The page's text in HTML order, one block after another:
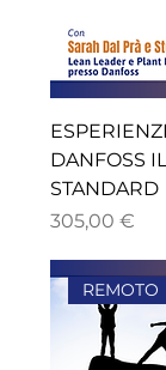
DANFOSS
STANDARD
Prezzo
305,00 €
REMOTO